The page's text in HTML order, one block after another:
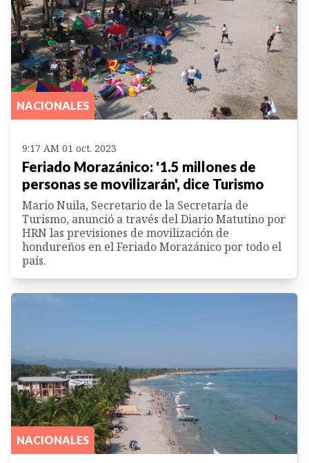
NACIONALES
9:17 AM 01 oct. 2023
Feriado Morazánico: '1.5 millones de
personas se movilizarán', dice Turismo
Mario Nuila, Secretario de la Secretaría de
Turismo, anunció a través del Diario Matutino por
HRN las previsiones de movilización de
hondureños en el Feriado Morazánico por todo el
país.
NACIONALES